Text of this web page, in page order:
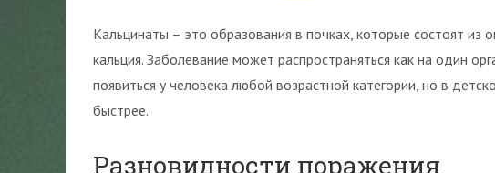
Кальцинаты – это образования в почках, которые состоят из
кальция. Заболевание может распространяться как на один
появиться у человека любой возрастной категории, но в
быстрее.
Разновидности поражения